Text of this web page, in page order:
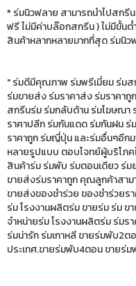
* ร่มนิวฟลาย สามารถนำไปสกรี
ฟรี ไม่มีค่าบล๊อกสกรีน ) ไม่มีขั้น
สินค้าหลากหลายมากที่สุด ร่มนิว
" ร่มดีมีคุณภาพ ร่มพรีเมี่ยม ร่ม
ร่มขายส่ง ร่มราคาส่ง ร่มราคา
สกรีนร่ม ร่มกลับด้าน ร่มโฆษณา
ราคาปลีก ร่มกันแดด ร่มกันฝน
ราคาถูก ร่มญี่ปุ่น และร่มอื่นๆอีก
หลายรูปแบบ ตอบโจทย์ผู้บริโภ
สินค้าร่ม ร่มพับ ร่มตอนเดียว ร่ม
ขายส่งร่มราคาถูก คุณลูกค้าสาม
ขายส่งของชำร่วย ของชำร่วย
ร่ม โรงงานผลิตร่ม ขายร่ม ร่ม
จำหน่ายร่ม โรงงานผลิตร่ม ร่ม
ร่มน่ารัก ร่มเกาหลี ขายร่มพับ2ต
ประเทศ.ขายร่มพับ4ตอน ขายร่